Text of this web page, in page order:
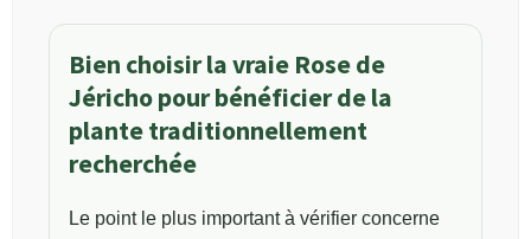
Bien choisir la vraie Rose de
Jéricho pour bénéficier de la
plante traditionnellement
recherchée
Le point le plus important à vérifier concerne